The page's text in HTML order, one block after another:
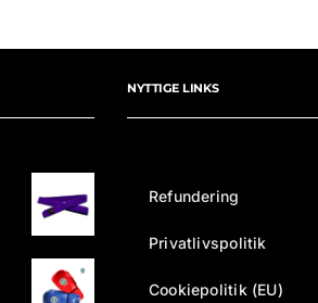
NYTTIGE LINKS
Refundering
Privatlivspolitik
Cookiepolitik (EU)